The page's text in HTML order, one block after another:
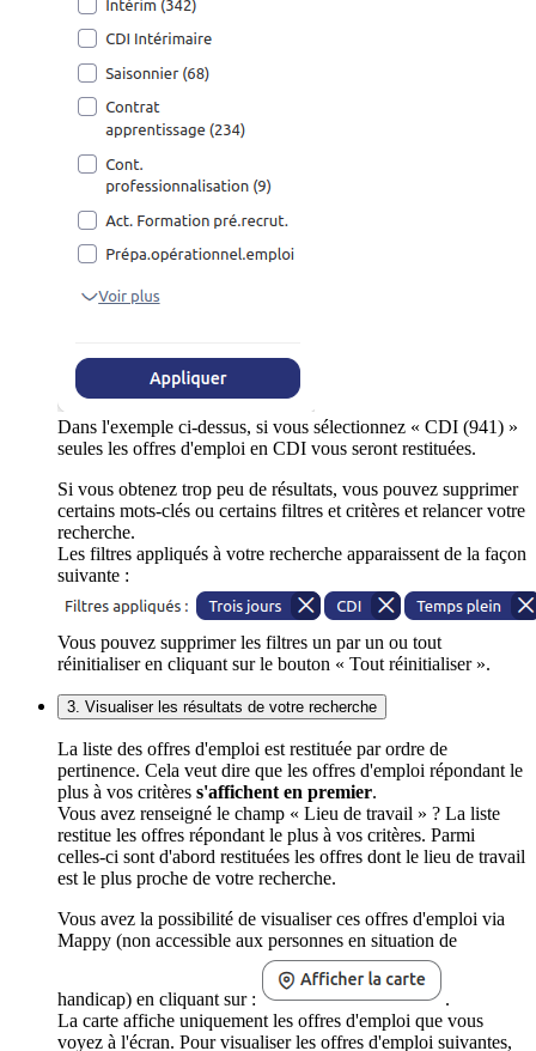
Dans l'exemple ci-dessus, si vous sélectionnez « CDI (941) »
seules les offres d'emploi en CDI vous seront restituées.
Si vous obtenez trop peu de résultats, vous pouvez supprimer
certains mots-clés ou certains filtres et critères et relancer votre
recherche.
Les filtres appliqués à votre recherche apparaissent de la façon
suivante :
Vous pouvez supprimer les filtres un par un ou tout
réinitialiser en cliquant sur le bouton « Tout réinitialiser ».
3. Visualiser les résultats de votre recherche
La liste des offres d'emploi est restituée par ordre de
pertinence. Cela veut dire que les offres d'emploi répondant le
plus à vos critères s'affichent en premier.
Vous avez renseigné le champ « Lieu de travail » ? La liste
restitue les offres répondant le plus à vos critères. Parmi
celles-ci sont d'abord restituées les offres dont le lieu de travail
est le plus proche de votre recherche.
Vous avez la possibilité de visualiser ces offres d'emploi via
Mappy (non accessible aux personnes en situation de
handicap) en cliquant sur :
.
La carte affiche uniquement les offres d'emploi que vous
voyez à l'écran. Pour visualiser les offres d'emploi suivantes,